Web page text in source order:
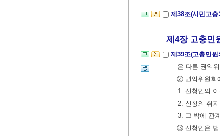
제38조(시민고
제4장 고충민
제39조(고충민
은 다른 권익
② 권익위원회
1. 신청인의
2. 신청의 취
3. 그 밖에 관
③ 신청인은 법